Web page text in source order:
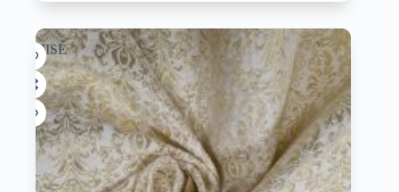
ÉPUISÉ